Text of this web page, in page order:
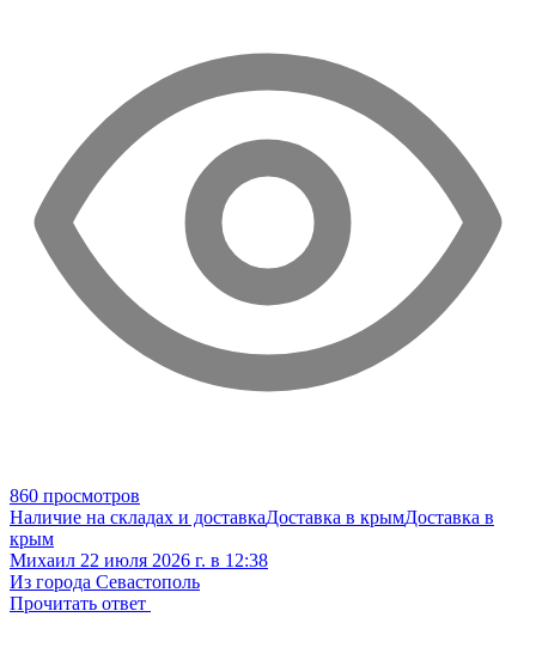
860 просмотров
Наличие на складах и доставкаДоставка в крымДоставка в
крым
Михаил 22 июля 2026 г. в 12:38
Из города Севастополь
Прочитать ответ